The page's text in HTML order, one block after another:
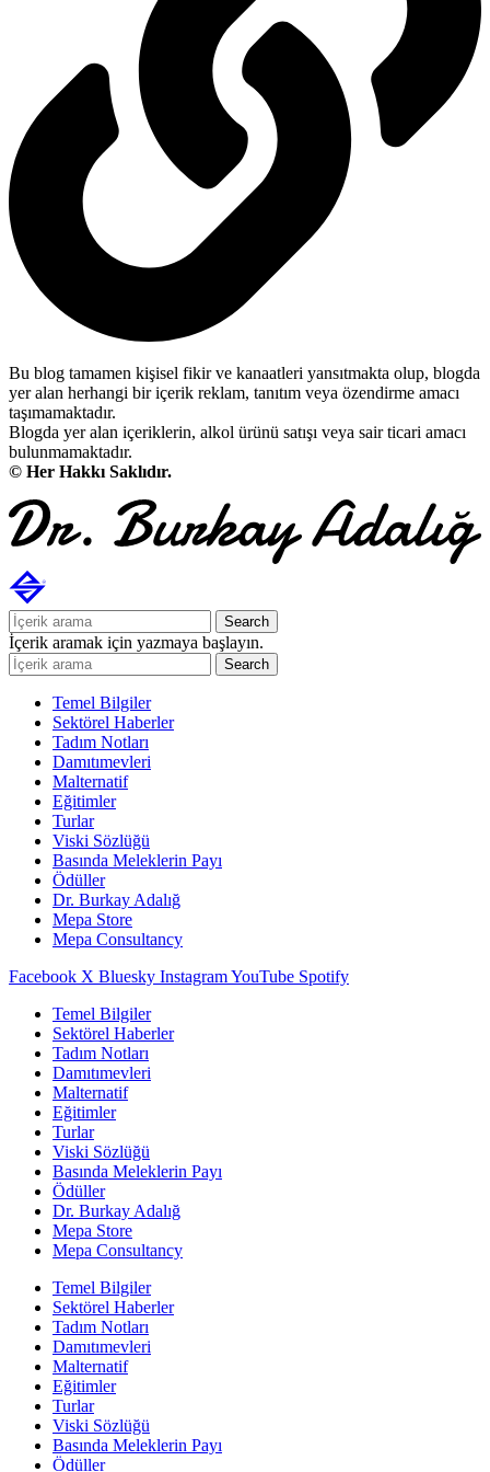
Bu blog tamamen kişisel fikir ve kanaatleri yansıtmakta olup, blogda
yer alan herhangi bir içerik reklam, tanıtım veya özendirme amacı
taşımamaktadır.
Blogda yer alan içeriklerin, alkol ürünü satışı veya sair ticari amacı
bulunmamaktadır.
© Her Hakkı Saklıdır.
Search
İçerik aramak için yazmaya başlayın.
Search
Temel Bilgiler
Sektörel Haberler
Tadım Notları
Damıtımevleri
Malternatif
Eğitimler
Turlar
Viski Sözlüğü
Basında Meleklerin Payı
Ödüller
Dr. Burkay Adalığ
Mepa Store
Mepa Consultancy
Facebook X Bluesky InstagramYouTube Spotify
Temel Bilgiler
Sektörel Haberler
Tadım Notları
Damıtımevleri
Malternatif
Eğitimler
Turlar
Viski Sözlüğü
Basında Meleklerin Payı
Ödüller
Dr. Burkay Adalığ
Mepa Store
Mepa Consultancy
Temel Bilgiler
Sektörel Haberler
Tadım Notları
Damıtımevleri
Malternatif
Eğitimler
Turlar
Viski Sözlüğü
Basında Meleklerin Payı
Ödüller